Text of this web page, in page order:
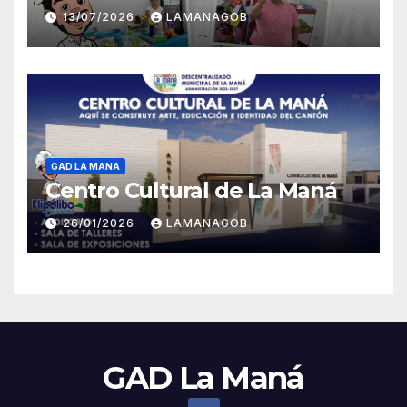
13/07/2026 LAMANAGOB
GAD LA MANA
Centro Cultural de La Maná
26/01/2026 LAMANAGOB
GAD La Maná